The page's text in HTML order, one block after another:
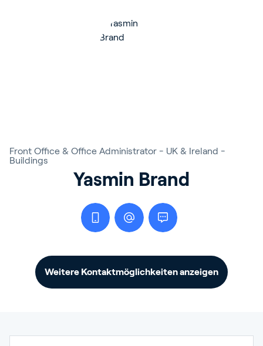
Front Office & Office Administrator - UK & Ireland -
Buildings
Yasmin Brand
Weitere Kontaktmöglichkeiten anzeigen